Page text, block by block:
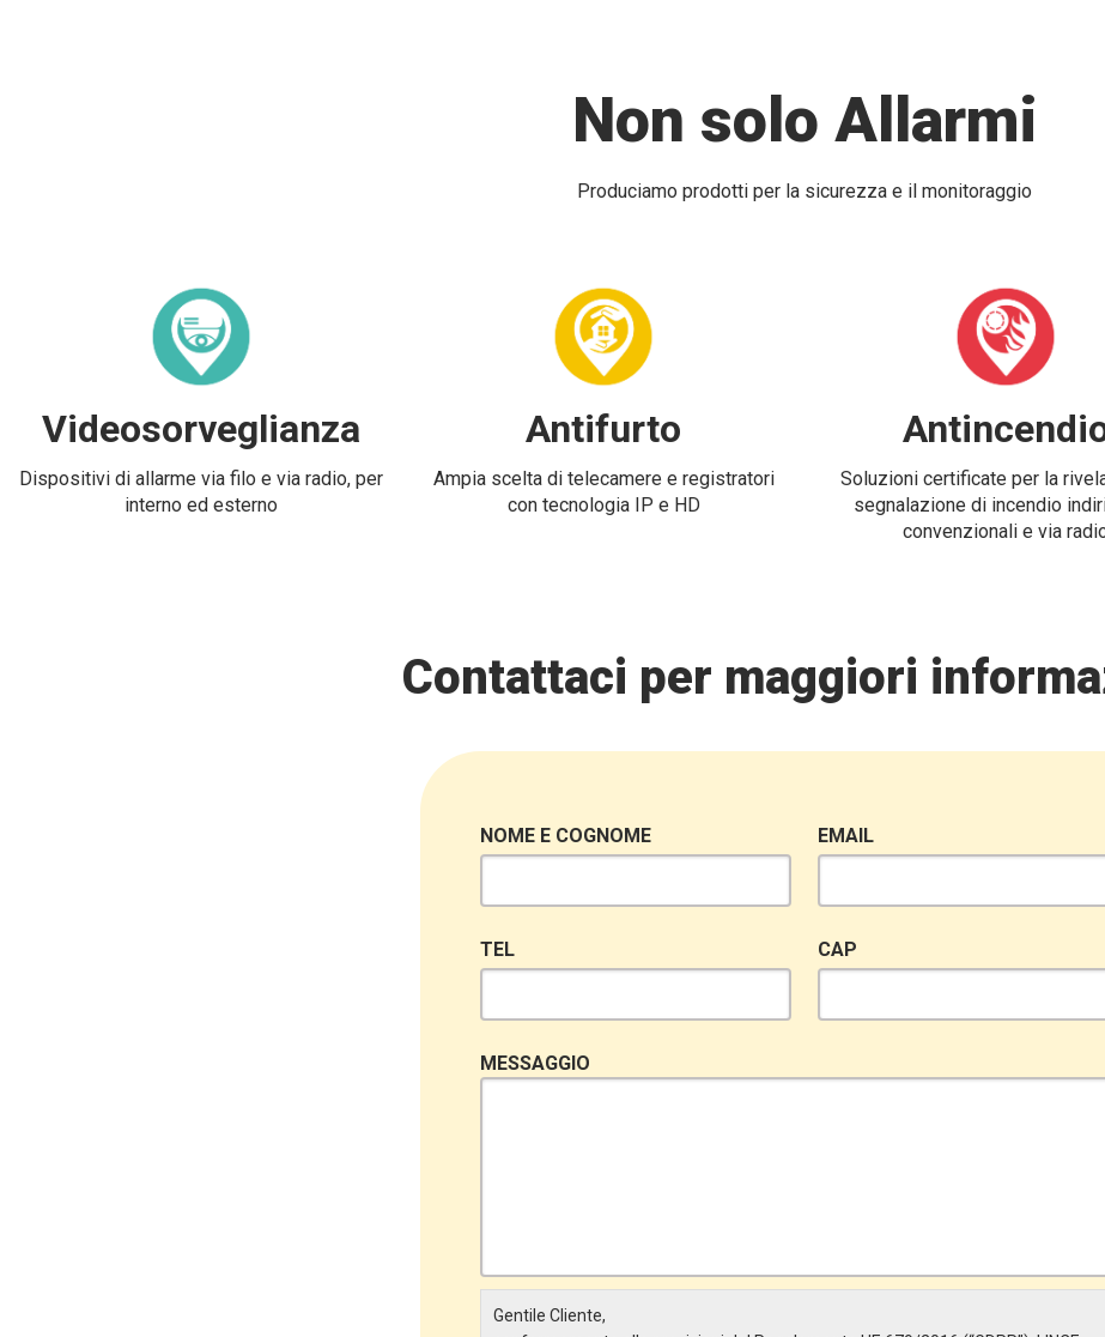
Non solo Allarmi
Produciamo prodotti per la sicurezza e il monitoraggio
Videosorveglianza
Dispositivi di allarme via filo e via radio, per
interno ed esterno
Antifurto
Ampia scelta di telecamere e registratori
con tecnologia IP e HD
Soluzioni certificate per la
segnalazione di incendio
convenzionali e via
Contattaci per maggiori
NOME E COGNOME EMAIL
TEL CAP
MESSAGGIO
Gentile Cliente,